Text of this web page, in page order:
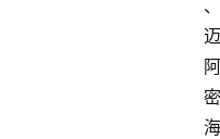
、
迈
阿
密
海